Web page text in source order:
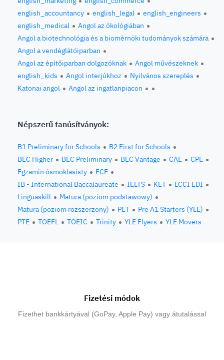
english_accountancy
english_legal
english_engineers
english_medical
Angol az ökológiában
Angol a biotechnológia és a biomérnöki tudományok számára
Angol a vendéglátóiparban
Angol az építőiparban dolgozóknak
Angol művészeknek
english_kids
Angol interjúkhoz
Nyilvános szereplés
Katonai angol
Angol az ingatlanpiacon
Népszerű tanúsítványok:
B1 Preliminary for Schools
B2 First for Schools
BEC Higher
BEC Preliminary BEC Vantage CAE
CPE
Egzamin ósmoklasisty
FCE
IB - International Baccalaureate
IELTS KET
LCCI EDI
Linguaskill
Matura (poziom podstawowy)
Matura (poziom rozszerzony)
PET
Pre A1 Starters (YLE)
PTE
TOEFL TOEIC Trinity YLE Flyers YLE Movers
Fizetési módok
Fizethet bankkártyával (GoPay, Apple Pay) vagy átutalással